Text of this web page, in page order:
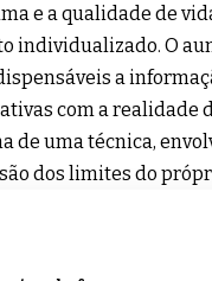
e a qualidade de
individualizado. O
a
com a realidade
de uma técnica,
dos limites do